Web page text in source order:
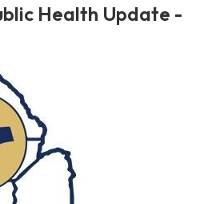
Health Update -